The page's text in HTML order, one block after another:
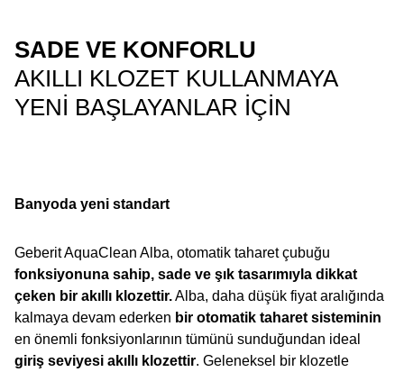
SADE VE KONFORLU
AKILLI KLOZET KULLANMAYA
YENI BAŞLAYANLAR IÇIN
Banyoda yeni standart
Geberit AquaClean Alba, otomatik taharet çubuğu
fonksiyonuna sahip, sade ve şık tasarımıyla dikkat
çeken bir akıllı klozettir.Alba, daha düşük fiyat aralığında
kalmaya devam ederken bir otomatik taharet sisteminin
en önemli fonksiyonlarının tümünü sunduğundan ideal
giriş seviyesi akıllı klozettir. Geleneksel bir klozetle